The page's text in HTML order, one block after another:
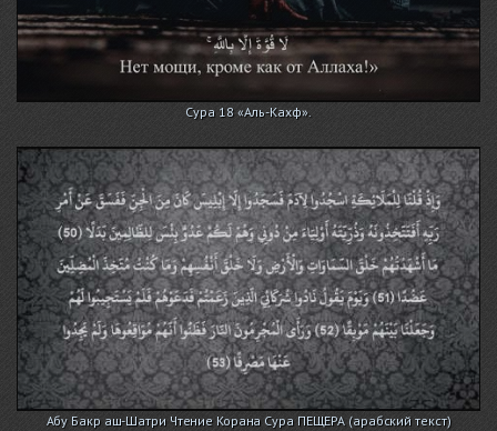
Сура 18 «Аль-Кахф».
Абу Бакр аш-Шатри Чтение Корана Сура ПЕЩЕРА (арабский текст)